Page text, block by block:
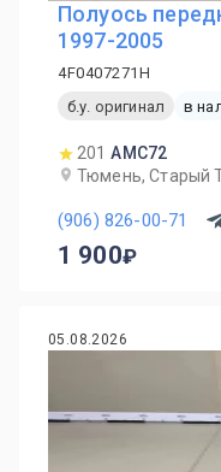
Полуось
1997-2005
4F0407271H
б.у. оригинал
в
201 AMC72
Тюмень, Старый
(906) 826-00-71
1 900
05.08.2026